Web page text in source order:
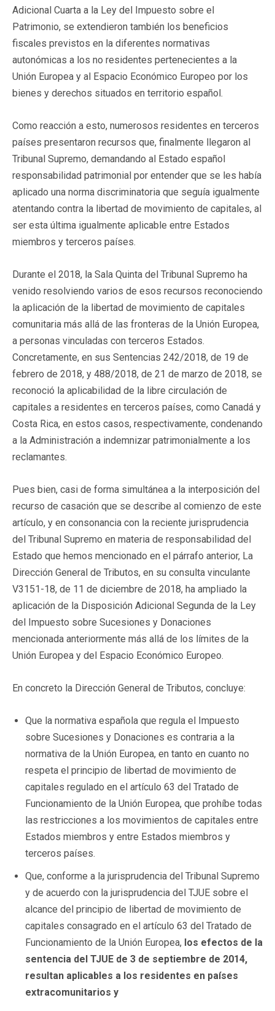
Adicional Cuarta a la Ley del Impuesto sobre el
Patrimonio, se extendieron también los beneficios
fiscales previstos en la diferentes normativas
autonómicas a los no residentes pertenecientes a la
Unión Europea y al Espacio Económico Europeo por los
bienes y derechos situados en territorio español.
Como reacción a esto, numerosos residentes en terceros
países presentaron recursos que, finalmente llegaron al
Tribunal Supremo, demandando al Estado español
responsabilidad patrimonial por entender que se les había
aplicado una norma discriminatoria que seguía igualmente
atentando contra la libertad de movimiento de capitales, al
ser esta última igualmente aplicable entre Estados
miembros y terceros países.
Durante el 2018, la Sala Quinta del Tribunal Supremo ha
venido resolviendo varios de esos recursos reconociendo
la aplicación de la libertad de movimiento de capitales
comunitaria más allá de las fronteras de la Unión Europea,
a personas vinculadas con terceros Estados.
Concretamente, en sus Sentencias 242/2018, de 19 de
febrero de 2018, y 488/2018, de 21 de marzo de 2018, se
reconoció la aplicabilidad de la libre circulación de
capitales a residentes en terceros países, como Canadá y
Costa Rica, en estos casos, respectivamente, condenando
a la Administración a indemnizar patrimonialmente a los
reclamantes.
Pues bien, casi de forma simultánea a la interposición del
recurso de casación que se describe al comienzo de este
artículo, y en consonancia con la reciente jurisprudencia
del Tribunal Supremo en materia de responsabilidad del
Estado que hemos mencionado en el párrafo anterior, La
Dirección General de Tributos, en su consulta vinculante
V3151-18, de 11 de diciembre de 2018, ha ampliado la
aplicación de la Disposición Adicional Segunda de la Ley
del Impuesto sobre Sucesiones y Donaciones
mencionada anteriormente más allá de los límites de la
Unión Europea y del Espacio Económico Europeo.
En concreto la Dirección General de Tributos, concluye:
Que la normativa española que regula el Impuesto
sobre Sucesiones y Donaciones es contraria a la
normativa de la Unión Europea, en tanto en cuanto no
respeta el principio de libertad de movimiento de
capitales regulado en el artículo 63 del Tratado de
Funcionamiento de la Unión Europea, que prohíbe todas
las restricciones a los movimientos de capitales entre
Estados miembros y entre Estados miembros y
terceros países.
Que, conforme a la jurisprudencia del Tribunal Supremo
y de acuerdo con la jurisprudencia del TJUE sobre el
alcance del principio de libertad de movimiento de
capitales consagrado en el artículo 63 del Tratado de
Funcionamiento de la Unión Europea, los efectos de la
sentencia del TJUE de 3 de septiembre de 2014,
resultan aplicables a los residentes en países
extracomunitarios y